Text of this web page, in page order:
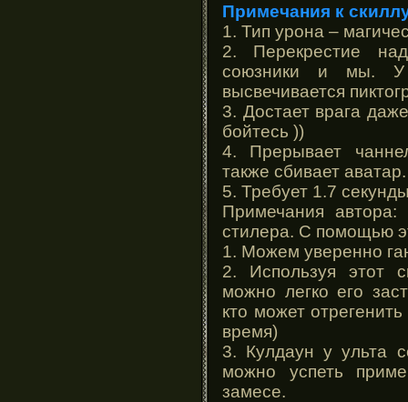
Примечания к
1. Тип урона –
2. Перекрестие
союзники и мы. У
высвечивается
3. Достает врага
бойтесь ))
4. Прерывает
также сбивает аватар.
5. Требует 1.7
Примечания
стилера. С помощью
1. Можем уверенно
2. Используя этот
можно легко его
кто может
время)
3. Кулдаун у ульта
можно успеть
замесе.